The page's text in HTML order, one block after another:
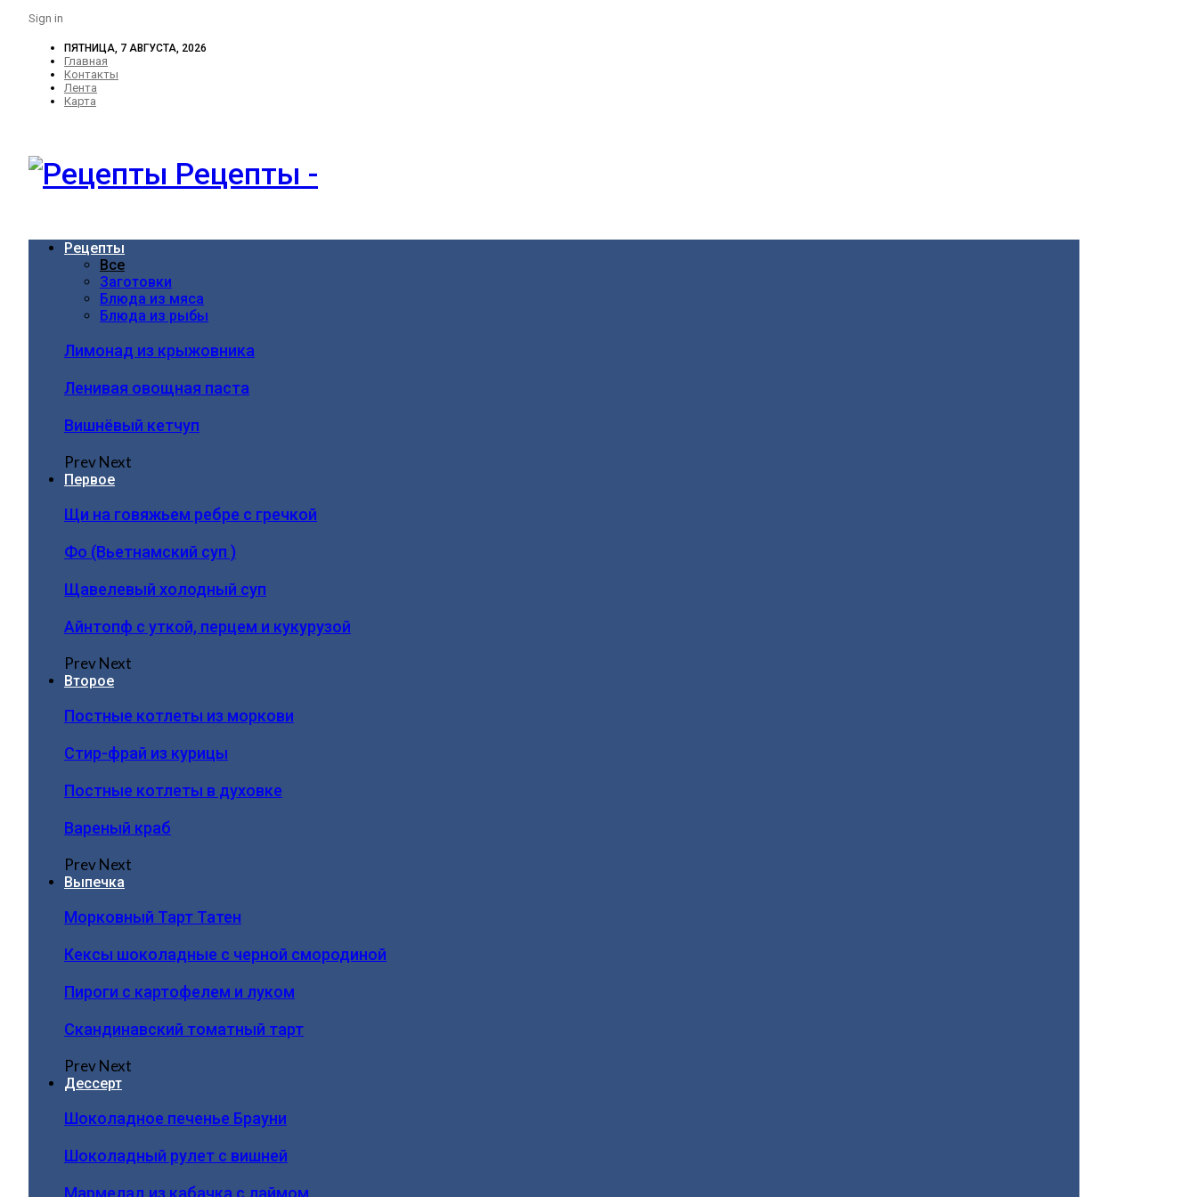
Sign in
ПЯТНИЦА, 7 АВГУСТА, 2026
Главная
Контакты
Лента
Карта
Рецепты -
Рецепты
Все
Заготовки
Блюда из мяса
Блюда из рыбы
Лимонад из крыжовника
Ленивая овощная паста
Вишнёвый кетчуп
PrevNext
Первое
Щи на говяжьем ребре с гречкой
Фо (Вьетнамский суп )
Щавелевый холодный суп
Айнтопф с уткой, перцем и кукурузой
PrevNext
Второе
Постные котлеты из моркови
Стир-фрай из курицы
Постные котлеты в духовке
Вареный краб
PrevNext
Выпечка
Морковный Тарт Татен
Кексы шоколадные с черной смородиной
Пироги c картофелем и луком
Скандинавский томатный тарт
PrevNext
Дессерт
Шоколадное печенье Брауни
Шоколадный рулет с вишней
Мармелад из кабачка с лаймом